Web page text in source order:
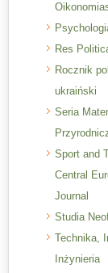
Res
Rocznik
ukraiński
Seria
Sport and
Central
Journal
Studia
Technika,
Inżynieria